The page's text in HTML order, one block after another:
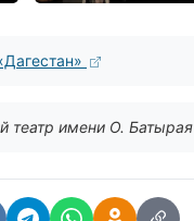
театр имени О. Батырая